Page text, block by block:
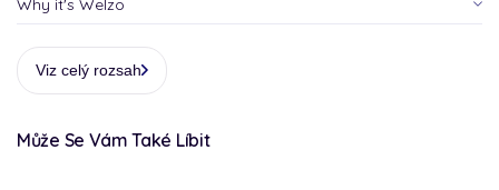
Viz celý rozsah
Může Se Vám Také Líbit